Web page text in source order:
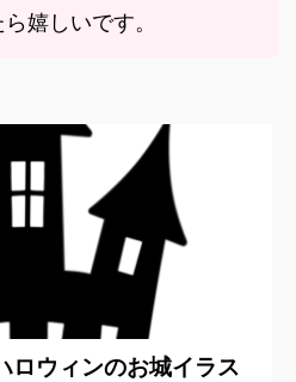
嬉しいです。
ウィンのお城イラス